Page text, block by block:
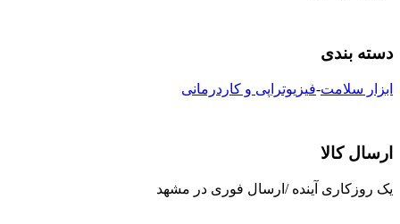
دسته بندی
ابزار سلامت-فیزیوتراپی و کاردرمانی
ارسال کالا
یک روزکاری آینده /ارسال فوری در مشهد